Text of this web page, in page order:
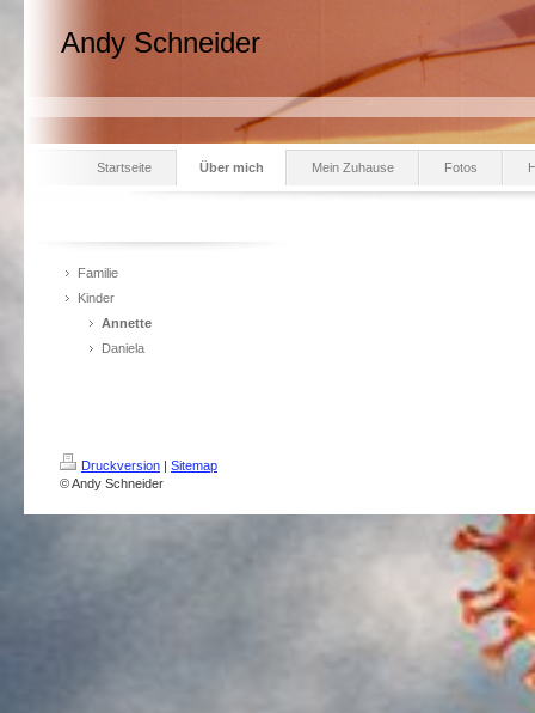
Andy Schneider
Startseite Über mich Mein Zuhause Fotos
Familie
Kinder
Annette
Daniela
Druckversion | Sitemap
© Andy Schneider